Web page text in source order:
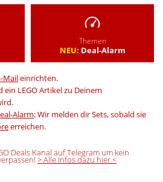
Themen
NEU: Deal-Alarm
Maileinrichten.
LEGO Artikel zu Deinem
Alarm: Wir melden dir Sets, sobald sie
erreichen.
Deals Kanal auf Telegram um kein
> Alle Infos dazu hier <